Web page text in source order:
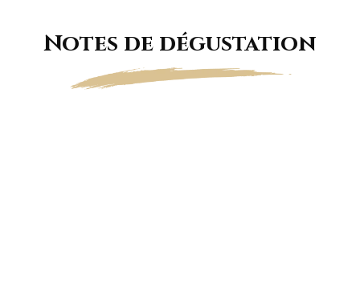
Notes de dégustation